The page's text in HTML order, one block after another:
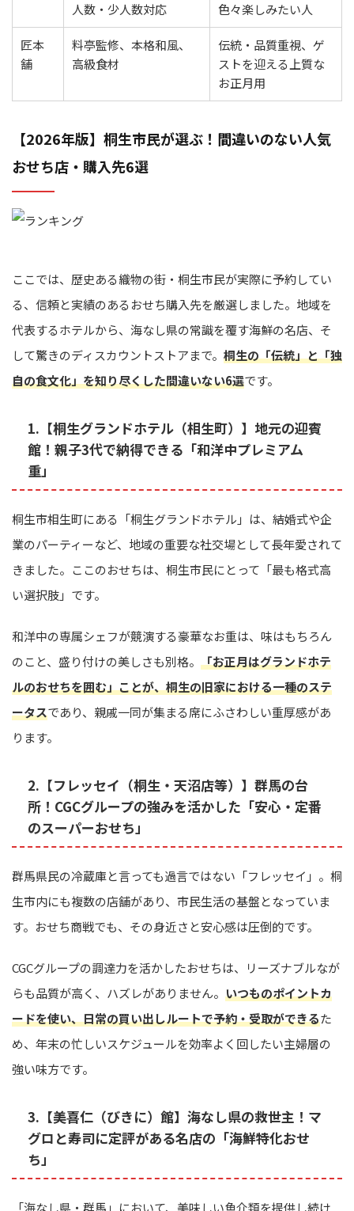
人数・少人数対応
色々楽しみたい人
匠本
舗
料亭監修、本格和風、
高級食材
伝統・品質重視、ゲ
ストを迎える上質な
お正月用
【2026年版】桐生市民が選ぶ！間違いのない人気
おせち店・購入先6選
ここでは、歴史ある織物の街・桐生市民が実際に予約してい
る、信頼と実績のあるおせち購入先を厳選しました。地域を
代表するホテルから、海なし県の常識を覆す海鮮の名店、そ
して驚きのディスカウントストアまで。 桐生の「伝統」と「独
自の食文化」を知り尽くした間違いない6選です。
1.【桐生グランドホテル（相生町）】地元の迎賓
館！親子3代で納得できる「和洋中プレミアム
重」
桐生市相生町にある「桐生グランドホテル」は、結婚式や企
業のパーティーなど、地域の重要な社交場として長年愛されて
きました。ここのおせちは、桐生市民にとって「最も格式高
い選択肢」です。
和洋中の専属シェフが競演する豪華なお重は、味はもちろん
のこと、盛り付けの美しさも別格。 「お正月はグランドホテ
ルのおせちを囲む」ことが、桐生の旧家における一種のステ
ータスであり、親戚一同が集まる席にふさわしい重厚感があ
ります。
2.【フレッセイ（桐生・天沼店等）】群馬の台
所！CGCグループの強みを活かした「安心・定番
のスーパーおせち」
群馬県民の冷蔵庫と言っても過言ではない「フレッセイ」。桐
生市内にも複数の店舗があり、市民生活の基盤となっていま
す。おせち商戦でも、その身近さと安心感は圧倒的です。
CGCグループの調達力を活かしたおせちは、リーズナブルなが
らも品質が高く、ハズレがありません。 いつものポイントカ
ードを使い、日常の買い出しルートで予約・受取ができるた
め、年末の忙しいスケジュールを効率よく回したい主婦層の
強い味方です。
3.【美喜仁（びきに）館】海なし県の救世主！マ
グロと寿司に定評がある名店の「海鮮特化おせ
ち」